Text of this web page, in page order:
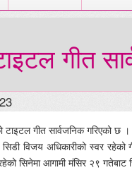
गीत
टाइटल गीत सार्वजनिक गरिएको
विजय अधिकारीको स्वर
सिनेमा आगामी मंसिर २९ गतेबाट